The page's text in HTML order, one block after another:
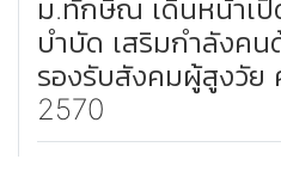
ม.ทักษิณ เดินหน้าเ
บำบัด เสริมกำลังค
รองรับสังคมผู้สูงวัย
2570